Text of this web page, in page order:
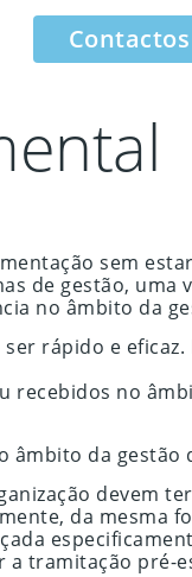
Contactos
sem
de gestão,
no âmbito da
rápido e
no
da
devem
da mesma
a tramitação pré-